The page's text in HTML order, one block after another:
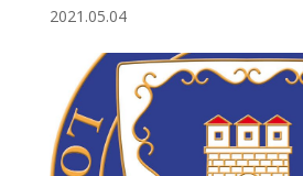
2021.05.04